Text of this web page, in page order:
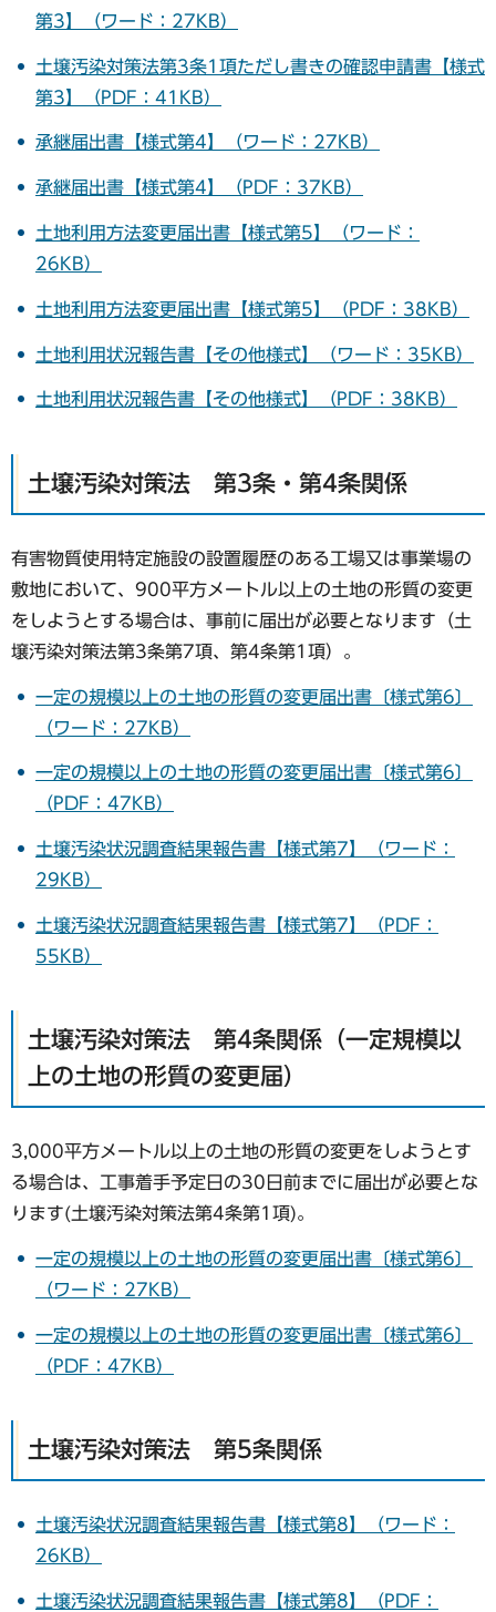
第3】（ワード：27KB）
土壌汚染対策法第3条1項ただし書きの確認申請書【様式
第3】（PDF：41KB）
承継届出書【様式第4】（ワード：27KB）
承継届出書【様式第4】（PDF：37KB）
土地利用方法変更届出書【様式第5】（ワード：
26KB）
土地利用方法変更届出書【様式第5】（PDF：38KB）
土地利用状況報告書【その他様式】（ワード：35KB）
土地利用状況報告書【その他様式】（PDF：38KB）
土壌汚染対策法 第3条・第4条関係
有害物質使用特定施設の設置履歴のある工場又は事業場の
敷地において、900平方メートル以上の土地の形質の変更
をしようとする場合は、事前に届出が必要となります（土
壌汚染対策法第3条第7項、第4条第1項）。
一定の規模以上の土地の形質の変更届出書〔様式第6〕
（ワード：27KB）
一定の規模以上の土地の形質の変更届出書〔様式第6〕
（PDF：47KB）
土壌汚染状況調査結果報告書【様式第7】（ワード：
29KB）
土壌汚染状況調査結果報告書【様式第7】（PDF：
55KB）
土壌汚染対策法 第4条関係（一定規模以
上の土地の形質の変更届）
3,000平方メートル以上の土地の形質の変更をしようとす
る場合は、工事着手予定日の30日前までに届出が必要とな
ります(土壌汚染対策法第4条第1項)。
一定の規模以上の土地の形質の変更届出書〔様式第6〕
（ワード：27KB）
一定の規模以上の土地の形質の変更届出書〔様式第6〕
（PDF：47KB）
土壌汚染対策法 第5条関係
土壌汚染状況調査結果報告書【様式第8】（ワード：
26KB）
土壌汚染状況調査結果報告書【様式第8】（PDF：